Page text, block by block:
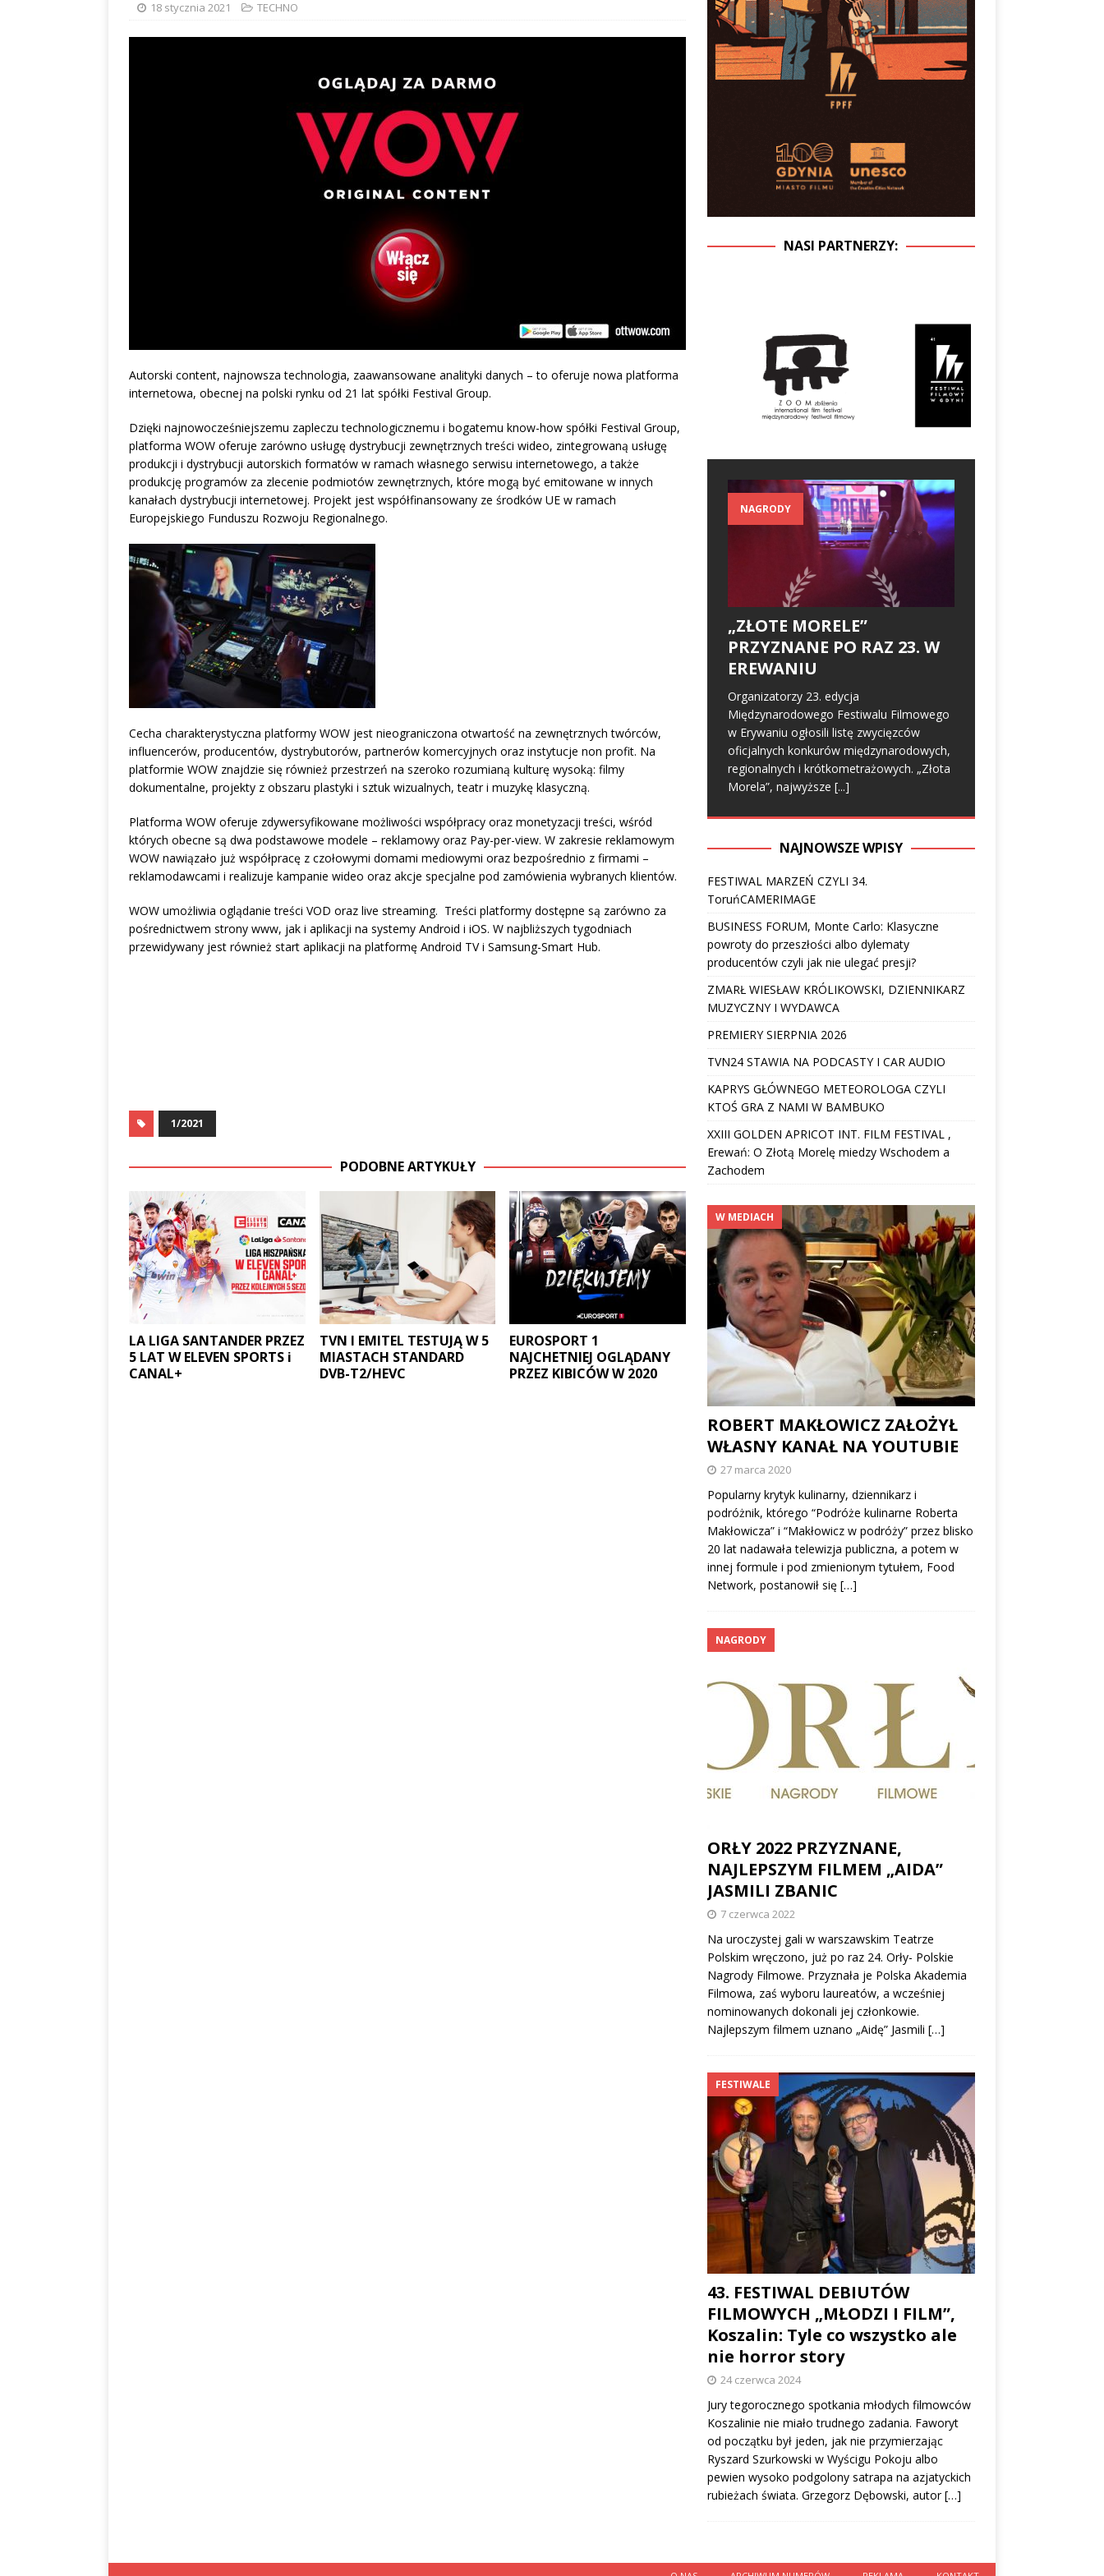
18 stycznia 2021 TECHNO
Autorski content, najnowsza technologia, zaawansowane analityki danych – to oferuje nowa platforma
internetowa, obecnej na polski rynku od 21 lat spółki Festival Group.
Dzięki najnowocześniejszemu zapleczu technologicznemu i bogatemu know-how spółki Festival Group,
platforma WOW oferuje zarówno usługę dystrybucji zewnętrznych treści wideo, zintegrowaną usługę
produkcji i dystrybucji autorskich formatów w ramach własnego serwisu internetowego, a także
produkcję programów za zlecenie podmiotów zewnętrznych, które mogą być emitowane w innych
kanałach dystrybucji internetowej. Projekt jest współfinansowany ze środków UE w ramach
Europejskiego Funduszu Rozwoju Regionalnego.
Cecha charakterystyczna platformy WOW jest nieograniczona otwartość na zewnętrznych twórców,
influencerów, producentów, dystrybutorów, partnerów komercyjnych oraz instytucje non profit. Na
platformie WOW znajdzie się również przestrzeń na szeroko rozumianą kulturę wysoką: filmy
dokumentalne, projekty z obszaru plastyki i sztuk wizualnych, teatr i muzykę klasyczną.
Platforma WOW oferuje zdywersyfikowane możliwości współpracy oraz monetyzacji treści, wśród
których obecne są dwa podstawowe modele – reklamowy oraz Pay-per-view. W zakresie reklamowym
WOW nawiązało już współpracę z czołowymi domami mediowymi oraz bezpośrednio z firmami –
reklamodawcami i realizuje kampanie wideo oraz akcje specjalne pod zamówienia wybranych klientów.
WOW umożliwia oglądanie treści VOD oraz live streaming. Treści platformy dostępne są zarówno za
pośrednictwem strony www, jak i aplikacji na systemy Android i iOS. W najbliższych tygodniach
przewidywany jest również start aplikacji na platformę Android TV i Samsung-Smart Hub.
1/2021
PODOBNE ARTYKUŁY
LA LIGA SANTANDER PRZEZ
5 LAT W ELEVEN SPORTS i
CANAL+
TVN I EMITEL TESTUJĄ W 5
MIASTACH STANDARD
DVB-T2/HEVC
EUROSPORT 1
NAJCHETNIEJ OGLĄDANY
PRZEZ KIBICÓW W 2020
NASI PARTNERZY:
NAGRODY
„ZŁOTE MORELE”
PRZYZNANE PO RAZ 23. W
EREWANIU
Organizatorzy 23. edycja
Międzynarodowego Festiwalu Filmowego
w Erywaniu ogłosili listę zwycięzców
oficjalnych konkurów międzynarodowych,
regionalnych i krótkometrażowych. „Złota
Morela”, najwyższe [...]
NAJNOWSZE WPISY
FESTIWAL MARZEŃ CZYLI 34.
ToruńCAMERIMAGE
BUSINESS FORUM, Monte Carlo: Klasyczne
powroty do przeszłości albo dylematy
producentów czyli jak nie ulegać presji?
ZMARŁ WIESŁAW KRÓLIKOWSKI, DZIENNIKARZ
MUZYCZNY I WYDAWCA
PREMIERY SIERPNIA 2026
TVN24 STAWIA NA PODCASTY I CAR AUDIO
KAPRYS GŁÓWNEGO METEOROLOGA CZYLI
KTOŚ GRA Z NAMI W BAMBUKO
XXIII GOLDEN APRICOT INT. FILM FESTIVAL ,
Erewań: O Złotą Morelę miedzy Wschodem a
Zachodem
W MEDIACH
ROBERT MAKŁOWICZ ZAŁOŻYŁ
WŁASNY KANAŁ NA YOUTUBIE
27 marca 2020
Popularny krytyk kulinarny, dziennikarz i
podróżnik, którego “Podróże kulinarne Roberta
Makłowicza” i “Makłowicz w podróży” przez blisko
20 lat nadawała telewizja publiczna, a potem w
innej formule i pod zmienionym tytułem, Food
Network, postanowił się […]
NAGRODY
ORŁY 2022 PRZYZNANE,
NAJLEPSZYM FILMEM „AIDA”
JASMILI ZBANIC
7 czerwca 2022
Na uroczystej gali w warszawskim Teatrze
Polskim wręczono, już po raz 24. Orły- Polskie
Nagrody Filmowe. Przyznała je Polska Akademia
Filmowa, zaś wyboru laureatów, a wcześniej
nominowanych dokonali jej członkowie.
Najlepszym filmem uznano „Aidę” Jasmili […]
FESTIWALE
43. FESTIWAL DEBIUTÓW
FILMOWYCH „MŁODZI I FILM”,
Koszalin: Tyle co wszystko ale
nie horror story
24 czerwca 2024
Jury tegorocznego spotkania młodych filmowców
Koszalinie nie miało trudnego zadania. Faworyt
od początku był jeden, jak nie przymierzając
Ryszard Szurkowski w Wyścigu Pokoju albo
pewien wysoko podgolony satrapa na azjatyckich
rubieżach świata. Grzegorz Dębowski, autor[…]